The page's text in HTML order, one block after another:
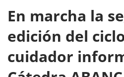
En marcha la
edición del
cuidador